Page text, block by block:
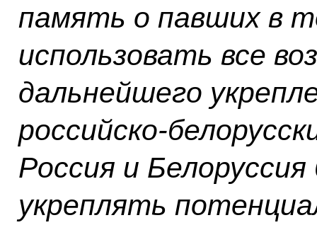
память о павших в
использовать все
дальнейшего
российско-
Россия и
укреплять